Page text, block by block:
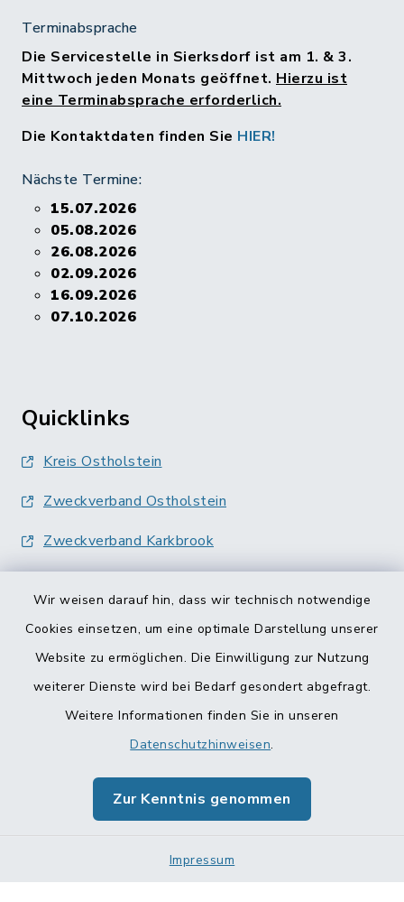
Wir weisen darauf hin, dass wir technisch notwendige
Cookies einsetzen, um eine optimale Darstellung unserer
Website zu ermöglichen. Die Einwilligung zur Nutzung
weiterer Dienste wird bei Bedarf gesondert abgefragt.
Weitere Informationen finden Sie in unseren
Datenschutzhinweisen.
Zur Kenntnis genommen
Impressum
Terminabsprache
Die Servicestelle in Sierksdorf ist am 1. & 3.
Mittwoch jeden Monats geöffnet. Hierzu ist
eine Terminabsprache erforderlich.
Die Kontaktdaten finden Sie HIER!
Nächste Termine:
15.07.2026
05.08.2026
26.08.2026
02.09.2026
16.09.2026
07.10.2026
Quicklinks
Kreis Ostholstein
Zweckverband Ostholstein
Zweckverband Karkbrook
Barrierefreiheit
Impressum
Sitemap